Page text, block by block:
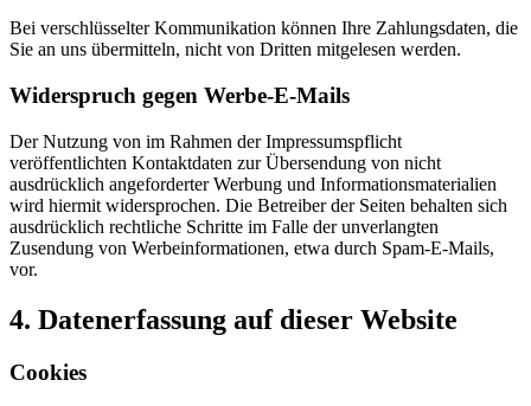
Bei verschlüsselter Kommunikation können Ihre Zahlungsdaten, die
Sie an uns übermitteln, nicht von Dritten mitgelesen werden.
Widerspruch gegen Werbe-E-Mails
Der Nutzung von im Rahmen der Impressumspflicht
veröffentlichten Kontaktdaten zur Übersendung von nicht
ausdrücklich angeforderter Werbung und Informationsmaterialien
wird hiermit widersprochen. Die Betreiber der Seiten behalten sich
ausdrücklich rechtliche Schritte im Falle der unverlangten
Zusendung von Werbeinformationen, etwa durch Spam-E-Mails,
vor.
4. Datenerfassung auf dieser Website
Cookies